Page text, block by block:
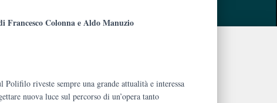
Francesco Colonna e Aldo Manuzio
riveste sempre una grande attualità e interessa
nuova luce sul percorso di un’opera tanto